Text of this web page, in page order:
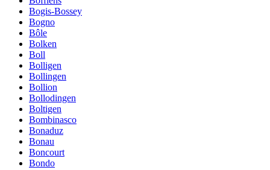
Bogis-Bossey
Bogno
Bôle
Bolken
Boll
Bolligen
Bollingen
Bollion
Bollodingen
Boltigen
Bombinasco
Bonaduz
Bonau
Boncourt
Bondo